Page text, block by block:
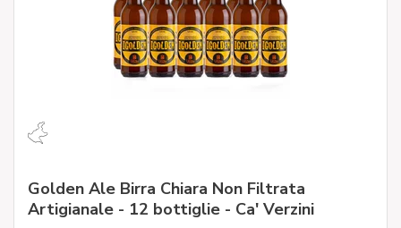
Golden Ale Birra Chiara Non Filtrata
Artigianale - 12 bottiglie - Ca' Verzini